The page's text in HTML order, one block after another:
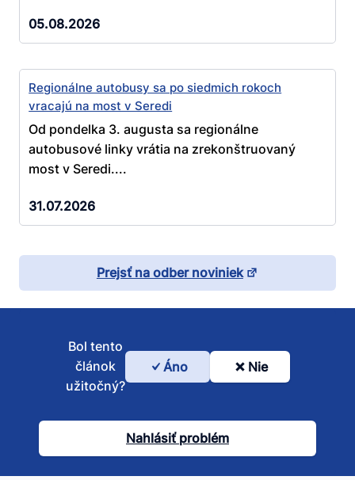
05.08.2026
Regionálne autobusy sa po siedmich rokoch
vracajú na most v Seredi
Od pondelka 3. augusta sa regionálne
autobusové linky vrátia na zrekonštruovaný
most v Seredi....
31.07.2026
Prejsť na odber noviniek
Bol
článok
užitočný?
Bol tento
článok
užitočný?
Áno Nie
Nahlásiť problém